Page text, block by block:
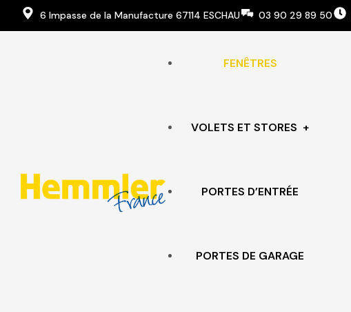
6 Impasse de la Manufacture 67114 ESCHAU 03 90 29 89 50
FENÊTRES
VOLETS ET STORES
VOLETS BATTANTS
PORTES D’ENTRÉE
PORTES DE GARAGE